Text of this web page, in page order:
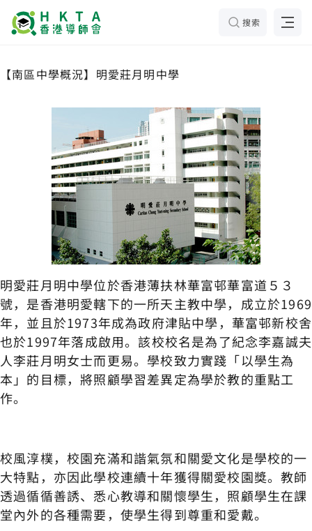
搜索
【南區中學概況】明愛莊月明中學
明愛莊月明中學位於香港薄扶林華富邨華富道５３
號，是香港明愛轄下的一所天主教中學，成立於1969
年，並且於1973年成為政府津貼中學，華富邨新校舍
也於1997年落成啟用。該校校名是為了紀念李嘉誠夫
人李莊月明女士而更易。學校致力實踐「以學生為
本」的目標，將照顧學習差異定為學於教的重點工
作。
校風淳樸，校園充滿和諧氣氛和關愛文化是學校的一
大特點，亦因此學校連續十年獲得關愛校園獎。教師
透過循循善誘、悉心教導和關懷學生，照顧學生在課
堂內外的各種需要，使學生得到尊重和愛戴。